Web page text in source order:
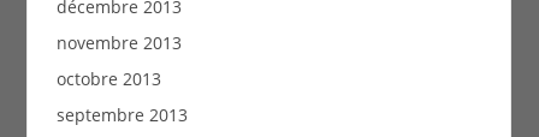
décembre 2013
novembre 2013
octobre 2013
septembre 2013